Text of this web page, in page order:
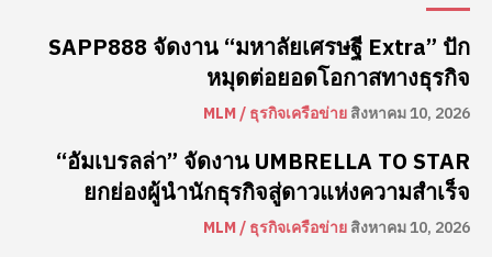
SAPP888 จัดงาน “มหาลัยเศรษฐี Extra” ปัก
หมุดต่อยอดโอกาสทางธุรกิจ
MLM / ธุรกิจเครือข่ายสิงหาคม 10, 2026
“อัมเบรลล่า” จัดงาน UMBRELLA TO STAR
ยกย่องผู้นำนักธุรกิจสู่ดาวแห่งความสำเร็จ
MLM / ธุรกิจเครือข่ายสิงหาคม 10, 2026